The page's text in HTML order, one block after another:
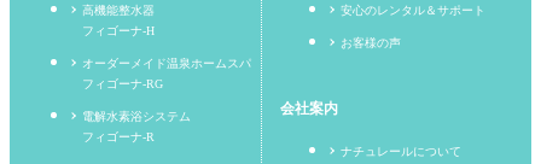
高機能整水器
フィゴーナ-H
オーダーメイド温泉ホームスパ
フィゴーナ-RG
電解水素浴システム
フィゴーナ-R
安心のレンタル＆サポート
お客様の声
会社案内
ナチュレールについて